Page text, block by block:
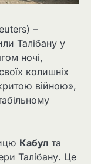
–
Талібану у
ночі,
колишніх
війною»,
Кабул та
Талібану. Це